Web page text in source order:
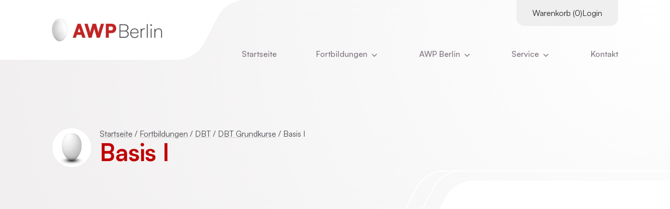
Warenkorb (0)Login
Startseite Fortbildungen
(DeGPT)
Kinder- und Jugendlichenpsychotherapie
AWP Berlin
Service
Kontakt
Startseite / Fortbildungen / DBT / DBT Grundkurse / Basis I
Basis I